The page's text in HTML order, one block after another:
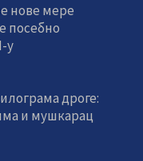
нове мере
посебно
у
дроге:
и мушкарац